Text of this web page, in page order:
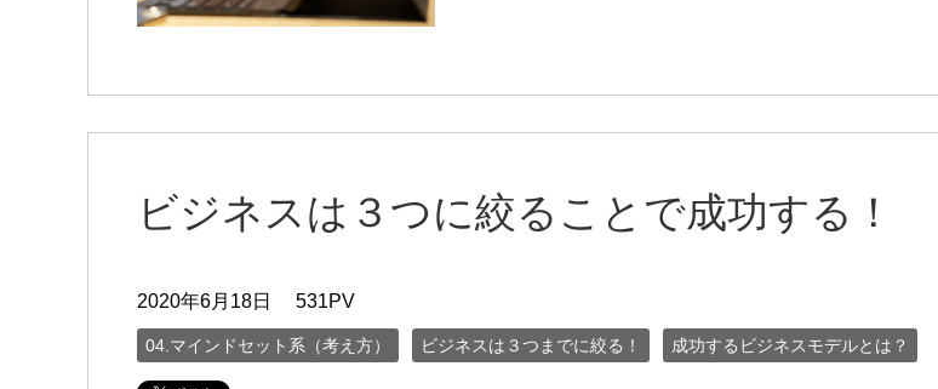
ビジネスは３つに絞ることで成功する！
2020年6月18日 531PV
04.マインドセット系（考え方） ビジネスは３つまでに絞る！ 成功するビジネスモデルとは？